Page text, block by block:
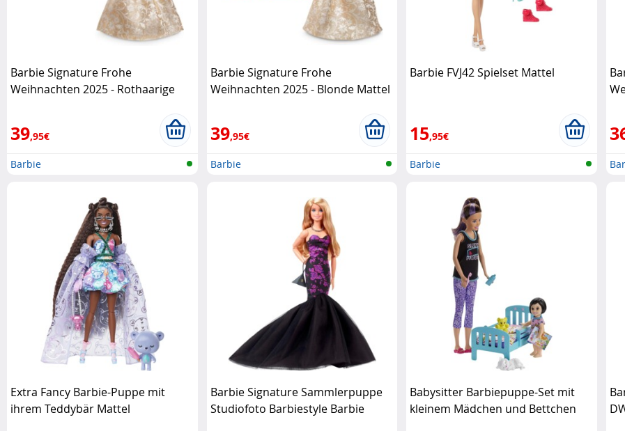
Barbie Signature Frohe
Weihnachten 2025 - Rothaarige
39,95€
Barbie
Barbie Signature Frohe
Weihnachten 2025 - Blonde Mattel
39,95€
Barbie
Barbie FVJ42 Spielset Mattel
15,95€
Barbie
Extra Fancy Barbie-Puppe mit
ihrem Teddybär Mattel
Barbie Signature Sammlerpuppe
Studiofoto Barbiestyle Barbie
Babysitter Barbiepuppe-Set mit
kleinem Mädchen und Bettchen